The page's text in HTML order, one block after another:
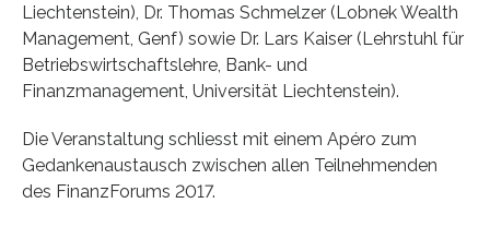
Liechtenstein), Dr. Thomas Schmelzer (Lobnek Wealth
Management, Genf) sowie Dr. Lars Kaiser (Lehrstuhl für
Betriebswirtschaftslehre, Bank- und
Finanzmanagement, Universität Liechtenstein).
Die Veranstaltung schliesst mit einem Apéro zum
Gedankenaustausch zwischen allen Teilnehmenden
des FinanzForums 2017.